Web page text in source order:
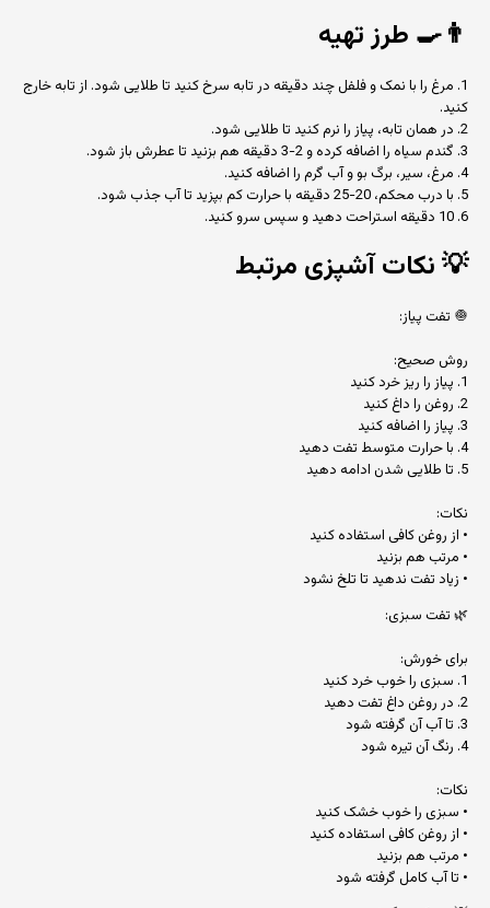
👨‍🍳 طرز تهیه
1. مرغ را با نمک و فلفل چند دقیقه در تابه سرخ کنید تا طلایی شود. از تابه خارج
کنید.
2. در همان تابه، پیاز را نرم کنید تا طلایی شود.
3. گندم سیاه را اضافه کرده و 2-3 دقیقه هم بزنید تا عطرش باز شود.
4. مرغ، سیر، برگ بو و آب گرم را اضافه کنید.
5. با درب محکم، 20-25 دقیقه با حرارت کم بپزید تا آب جذب شود.
6. 10 دقیقه استراحت دهید و سپس سرو کنید.
💡نکات آشپزی مرتبط
🧅 تفت پیاز:
روش صحیح:
1. پیاز را ریز خرد کنید
2. روغن را داغ کنید
3. پیاز را اضافه کنید
4. با حرارت متوسط تفت دهید
5. تا طلایی شدن ادامه دهید
نکات:
• از روغن کافی استفاده کنید
• مرتب هم بزنید
• زیاد تفت ندهید تا تلخ نشود
🌿 تفت سبزی:
برای خورش:
1. سبزی را خوب خرد کنید
2. در روغن داغ تفت دهید
3. تا آب آن گرفته شود
4. رنگ آن تیره شود
نکات:
• سبزی را خوب خشک کنید
• از روغن کافی استفاده کنید
• مرتب هم بزنید
• تا آب کامل گرفته شود